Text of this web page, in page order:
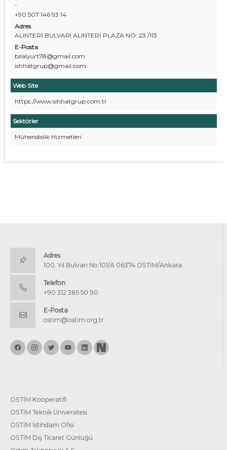
-
+90 507 146 93 14
Adres
ALINTERİ BULVARI ALINTERİ PLAZA NO: 23 /113
E-Posta
bilalyurt78@gmail.com
sihhatgrup@gmail.com
Web Site
https://www.sihhatgrup.com.tr
Sektörler
Mühendislik Hizmetleri
Adres
100. Yıl Bulvarı No:101/A 06374 OSTİM/Ankara
Telefon
+90 312 385 50 90
E-Posta
ostim@ostim.org.tr
OSTİM Kooperatifi
OSTİM Teknik Üniversitesi
OSTİM İstihdam Ofisi
OSTİM Dış Ticaret Günlüğü